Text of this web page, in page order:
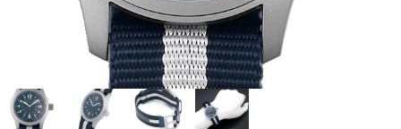
オーデマピゲ ウブロ カルティエ